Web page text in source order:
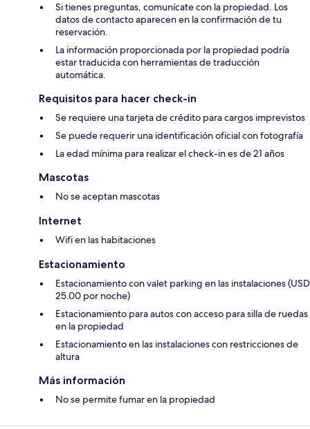
Si tienes preguntas, comunícate con la propiedad. Los
datos de contacto aparecen en la confirmación de tu
reservación.
La información proporcionada por la propiedad podría
estar traducida con herramientas de traducción
automática.
Requisitos para hacer check-in
Se requiere una tarjeta de crédito para cargos imprevistos
Se puede requerir una identificación oficial con fotografía
La edad mínima para realizar el check-in es de 21 años
Mascotas
No se aceptan mascotas
Internet
Wifi en las habitaciones
Estacionamiento
Estacionamiento con valet parking en las instalaciones (USD
25.00 por noche)
Estacionamiento para autos con acceso para silla de ruedas
en la propiedad
Estacionamiento en las instalaciones con restricciones de
altura
Más información
No se permite fumar en la propiedad